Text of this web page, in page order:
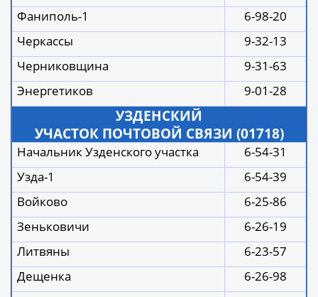
Фаниполь-1
6-98-20
Черкассы
9-32-13
Черниковщина
9-31-63
Энергетиков
9-01-28
УЗДЕНСКИЙ
УЧАСТОК ПОЧТОВОЙ СВЯЗИ (01718)
Начальник Узденского участка
6-54-31
Узда-1
6-54-39
Войково
6-25-86
Зеньковичи
6-26-19
Литвяны
6-23-57
Дещенка
6-26-98